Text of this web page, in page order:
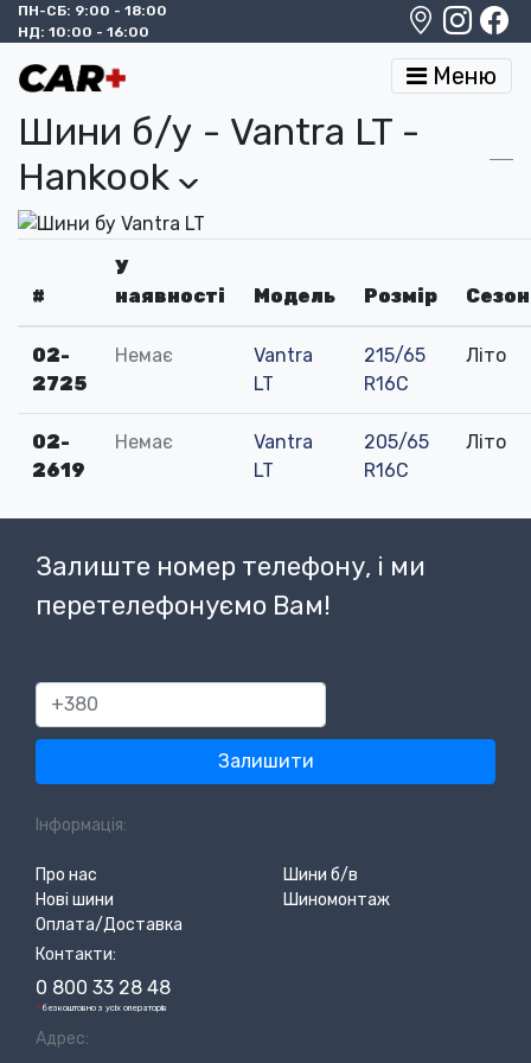
ПН-СБ: 9:00 - 18:00
НД: 10:00 - 16:00
Меню
Шини б/у - Vantra LT -
Hankook›
#
У
наявності
Модель Розмір Сезон
02-
2725
Немає
Vantra
LT
215/65
R16C
Літо
02-
2619
Немає
Vantra
LT
205/65
R16C
Літо
Залиште номер телефону, і ми
перетелефонуємо Вам!
380
Залишити
Інформація:
Про нас
Шини б/в
Нові шини
Шиномонтаж
Оплата/Доставка
Контакти:
0 800 33 28 48
*безкоштовно з усіх операторів
Адрес: